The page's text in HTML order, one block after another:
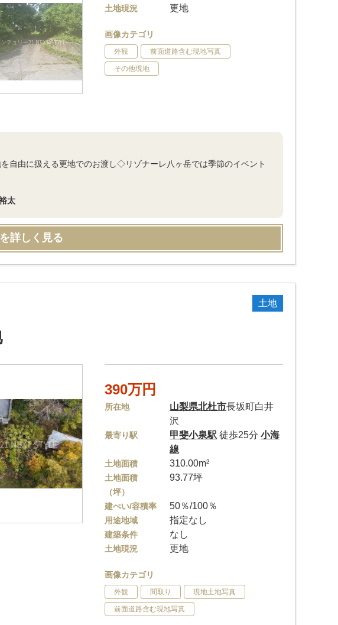
土地現況 更地
画像カテゴリ
外観 前面道路含む現地写真
その他現地
自由に扱える更地でのお渡し◇リゾナーレ八ヶ岳では季節のイベント
太
詳しく見る
土地
390万円
所在地 山梨県北杜市長坂町白井
沢
最寄り駅 甲斐小泉駅 徒歩25分小海
線
土地面積 310.00m²
土地面積
（坪）
93.77坪
建ぺい/容積率 50％/100％
用途地域 指定なし
建築条件 なし
土地現況 更地
画像カテゴリ
外観 間取り 現地土地写真
前面道路含む現地写真